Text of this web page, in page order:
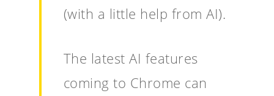
(with a little help from AI).
The latest AI features
coming to Chrome can